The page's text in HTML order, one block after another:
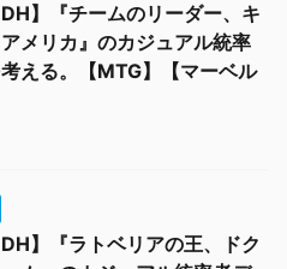
】『チームのリーダー、キ
メリカ』のカジュアル統率
える。【MTG】【マーベル
】『ラトベリアの王、ドク